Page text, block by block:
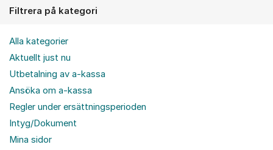
Filtrera på kategori
Alla kategorier
Aktuellt just nu
Utbetalning av a-kassa
Ansöka om a-kassa
Regler under ersättningsperioden
Intyg/Dokument
Mina sidor